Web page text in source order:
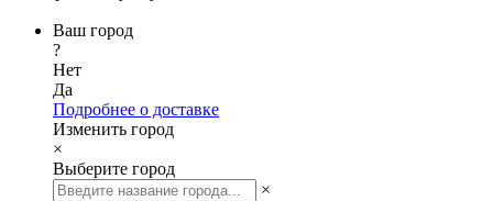
Ваш город
?
Нет
Да
Подробнее о доставке
Изменить город
×
Выберите город
×